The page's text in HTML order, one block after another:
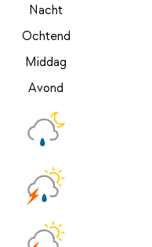
Nacht
Ochtend
Middag
Avond